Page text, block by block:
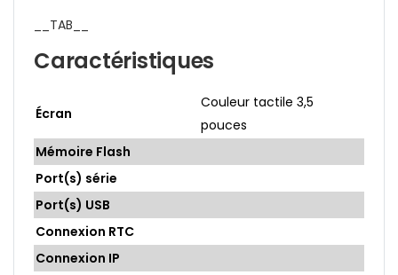
__TAB__
Caractéristiques
Écran
Couleur tactile 3,5
pouces
Mémoire Flash
Port(s) série
Port(s) USB
Connexion RTC
Connexion IP